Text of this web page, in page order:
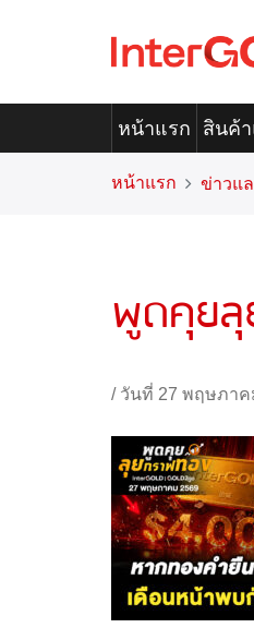
หน้าแรก สินค้
หน้าแรก ข่าวแ
พูดคุยลุ
/ วันที่ 27 พฤษภาค